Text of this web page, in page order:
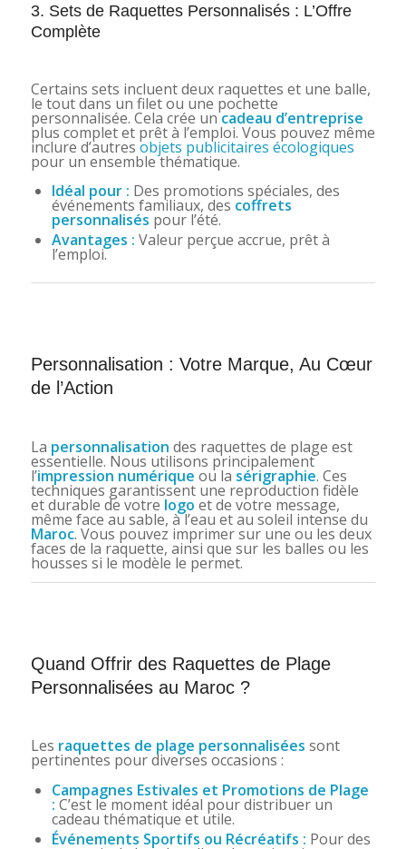
3. Sets de Raquettes Personnalisés : L’Offre
Complète
Certains sets incluent deux raquettes et une balle,
le tout dans un filet ou une pochette
personnalisée. Cela crée uncadeau d’entreprise
plus complet et prêt à l’emploi. Vous pouvez même
inclure d’autres objets publicitaires écologiques
pour un ensemble thématique.
Idéal pour : Des promotions spéciales, des
événements familiaux, des coffrets
personnalisés pour l’été.
Avantages : Valeur perçue accrue, prêt à
l’emploi.
Personnalisation : Votre Marque, Au Cœur
de l’Action
La personnalisation des raquettes de plage est
essentielle. Nous utilisons principalement
l’impression numérique ou la sérigraphie. Ces
techniques garantissent une reproduction fidèle
et durable de votre logo et de votre message,
même face au sable, à l’eau et au soleil intense du
Maroc. Vous pouvez imprimer sur une ou les deux
faces de la raquette, ainsi que sur les balles ou les
housses si le modèle le permet.
Quand Offrir des Raquettes de Plage
Personnalisées au Maroc ?
Les raquettes de plage personnalisées sont
pertinentes pour diverses occasions :
Campagnes Estivales et Promotions de Plage
: C’est le moment idéal pour distribuer un
cadeau thématique et utile.
Événements Sportifs ou Récréatifs : Pour des